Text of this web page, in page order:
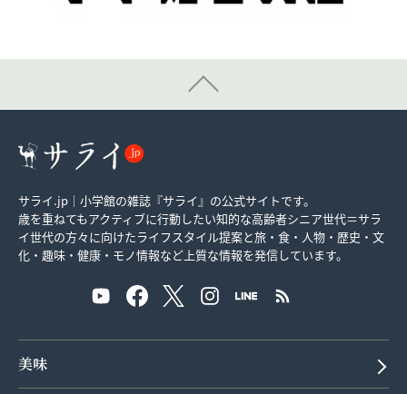
サライ.jp｜小学館の雑誌『サライ』の公式サイトです。
歳を重ねてもアクティブに行動したい知的な高齢者シニア世代＝サラ
イ世代の方々に向けたライフスタイル提案と旅・食・人物・歴史・文
化・趣味・健康・モノ情報など上質な情報を発信しています。
美味